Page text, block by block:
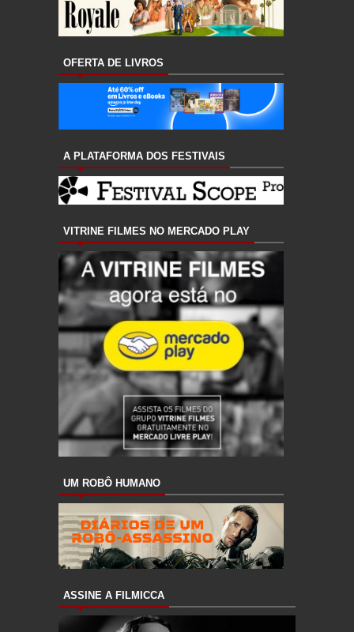
OFERTA DE LIVROS
A PLATAFORMA DOS FESTIVAIS
VITRINE FILMES NO MERCADO PLAY
UM ROBÔ HUMANO
ASSINE A FILMICCA